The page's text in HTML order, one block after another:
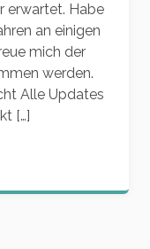
erwartet. Habe
an einigen
mich der
werden.
Alle Updates
[…]